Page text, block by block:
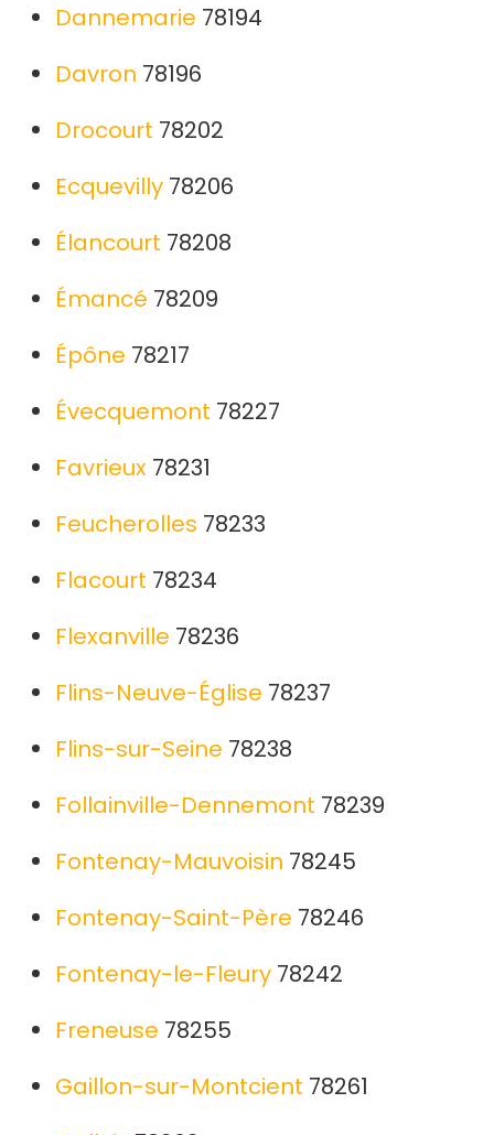
Dannemarie 78194
Davron 78196
Drocourt 78202
Ecquevilly 78206
Élancourt 78208
Émancé 78209
Épône 78217
Évecquemont 78227
Favrieux 78231
Feucherolles 78233
Flacourt 78234
Flexanville 78236
Flins-Neuve-Église 78237
Flins-sur-Seine 78238
Follainville-Dennemont 78239
Fontenay-Mauvoisin 78245
Fontenay-Saint-Père 78246
Fontenay-le-Fleury 78242
Freneuse 78255
Gaillon-sur-Montcient 78261